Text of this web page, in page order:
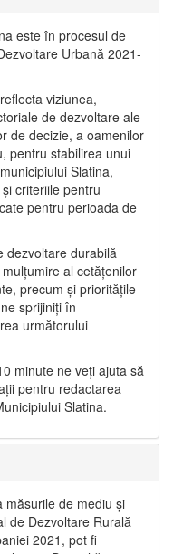
este în procesul de
Urbană 2021‐
viziunea,
de dezvoltare ale
de decizie, a oamenilor
pentru stabilirea unui
Slatina,
criteriile pentru
pentru perioada de
dezvoltare durabilă
al cetățenilor
precum și prioritățile
sprijiniți în
următorului
minute ne veți ajuta să
pentru redactarea
Slatina.
măsurile de mediu și
de Dezvoltare Rurală
2021, pot fi